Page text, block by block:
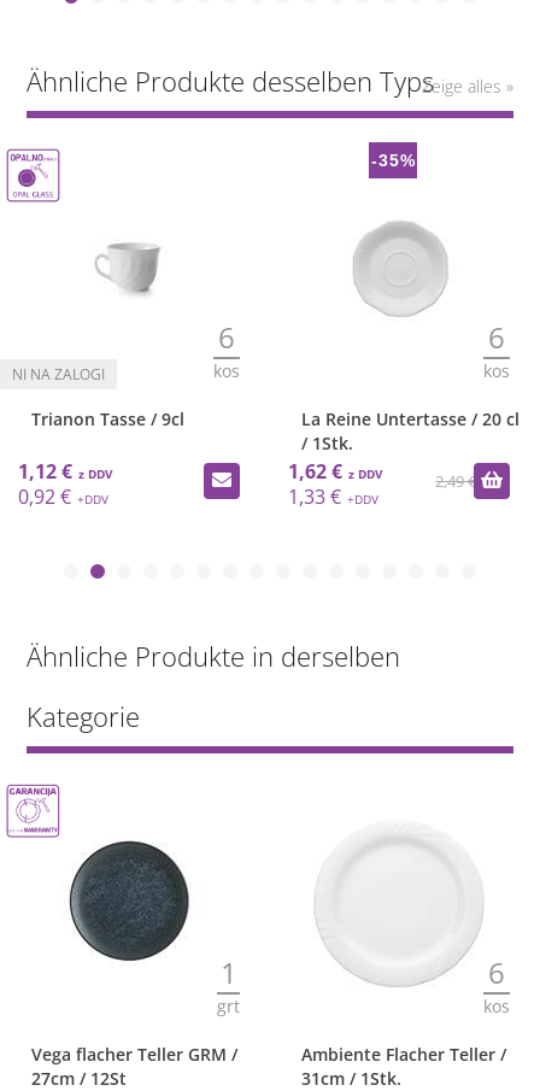
Ähnliche Produkte desselben TypsZeige alles »
6
kos
Trianon Tasse / 9cl
1,12 €
0,92 €
-35%
6
kos
La Reine Untertasse / 20 cl
/ 1Stk.
2,49 €
1,62 €
1,33 €
Ähnliche Produkte in derselben
Kategorie
1
grt
Vega flacher Teller GRM /
27cm / 12St
6
kos
Ambiente Flacher Teller /
31cm / 1Stk.